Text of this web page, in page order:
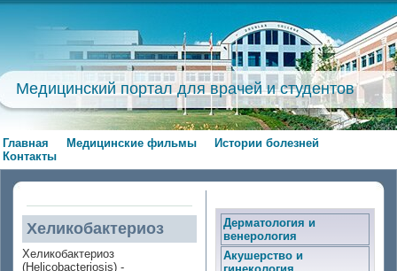
Медицинский портал для врачей и студентов
Главная Медицинские фильмы
Истории болезней
Контакты
Хеликобактериоз
Хеликобактериоз
(Helicobacteriosis) -
Дерматология и
венерология
Акушерство и